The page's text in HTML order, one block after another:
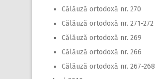
Călăuză ortodoxă nr. 270
Călăuză ortodoxă nr. 271-272
Călăuză ortodoxă nr. 269
Călăuză ortodoxă nr. 266
Călăuză ortodoxă nr. 267-268